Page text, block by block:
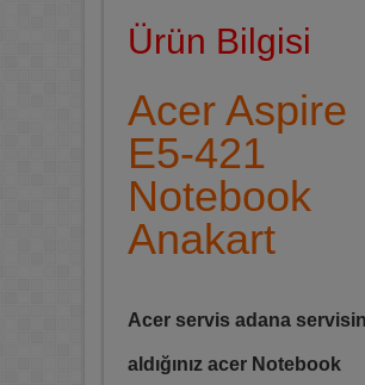
Ürün Bilgisi
Acer Aspire
E5-421
Notebook
Anakart
Acer servis adana
aldığınız acer Notebook